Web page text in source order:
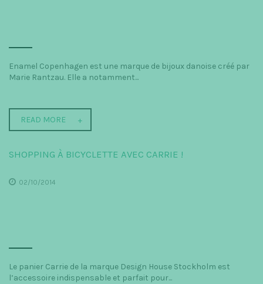
Enamel Copenhagen est une marque de bijoux danoise créé par
Marie Rantzau. Elle a notamment...
READ MORE
SHOPPING À BICYCLETTE AVEC CARRIE !
02/10/2014
Le panier Carrie de la marque Design House Stockholm est
l’accessoire indispensable et parfait pour...